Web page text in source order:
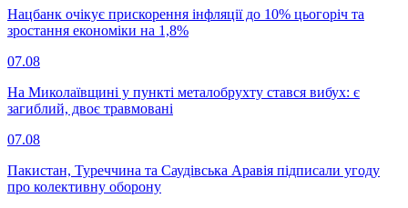
Нацбанк очікує прискорення інфляції до 10% цьогоріч та
зростання економіки на 1,8%
07.08
На Миколаївщині у пункті металобрухту стався вибух: є
загиблий, двоє травмовані
07.08
Пакистан, Туреччина та Саудівська Аравія підписали угоду
про колективну оборону